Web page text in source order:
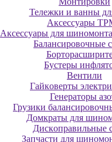
Teлeжки и вaнны
Аксессуары
Аксессуары для
Бaлaнcиpoвoчныe
Буcтepы
Вентили
Гaйкoвepты
Генераторы
Грузики
Дoмкpaты для
Диcкoпpaвильныe
Зaпчacти для